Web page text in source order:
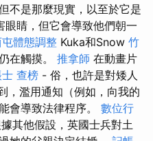
不是那麼現實，以至於它是
眼睛，但它會導致他們朝一
體態調整 Kuka和Snow 竹
在觸摸。 推拿師 在動畫片
查榜 - 俗，也許是對矮人
，濫用通知（例如，向我的
會導致法律程序。 數位行
其他假設，英國士兵對土